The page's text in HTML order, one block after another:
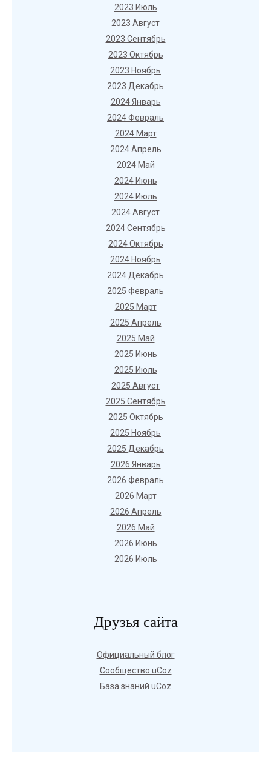
2023 Июль
2023 Август
2023 Сентябрь
2023 Октябрь
2023 Ноябрь
2023 Декабрь
2024 Январь
2024 Февраль
2024 Март
2024 Апрель
2024 Май
2024 Июнь
2024 Июль
2024 Август
2024 Сентябрь
2024 Октябрь
2024 Ноябрь
2024 Декабрь
2025 Февраль
2025 Март
2025 Апрель
2025 Май
2025 Июнь
2025 Июль
2025 Август
2025 Сентябрь
2025 Октябрь
2025 Ноябрь
2025 Декабрь
2026 Январь
2026 Февраль
2026 Март
2026 Апрель
2026 Май
2026 Июнь
2026 Июль
Друзья сайта
Официальный блог
Сообщество uCoz
База знаний uCoz